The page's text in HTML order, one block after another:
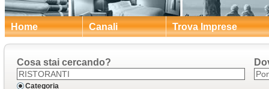
Home Canali Trova Imprese
Cosa stai cercando?
Categoria